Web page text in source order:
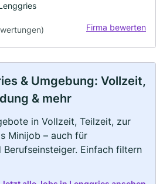
Firma bewerten
& Umgebung: Vollzeit,
& mehr
in Vollzeit, Teilzeit, zur
Minijob – auch für
Berufseinsteiger. Einfach filtern